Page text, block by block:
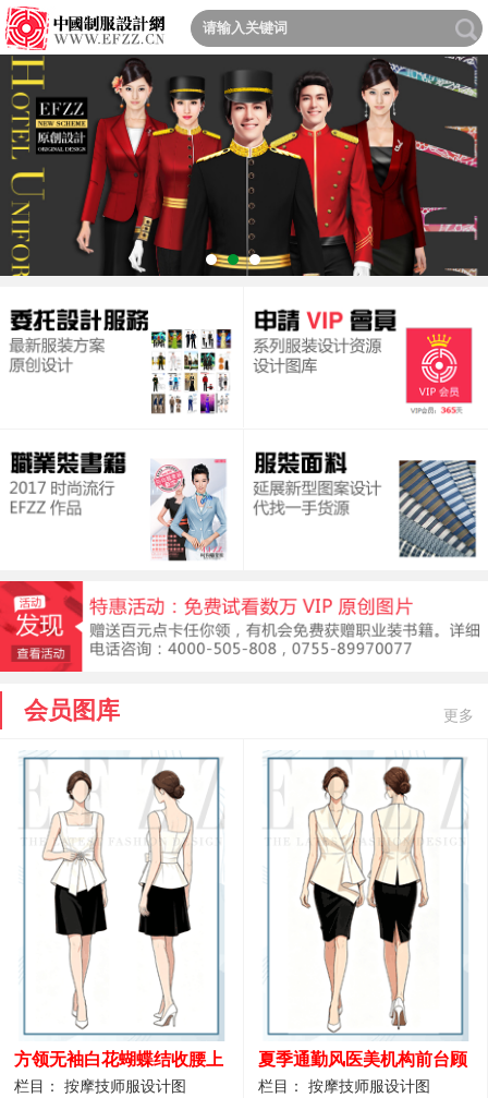
会员图库 更多
方领无袖白花蝴蝶结收腰上
衣 SPA会所接待工作制服设
栏目： 按摩技师服设计图
夏季通勤风医美机构前台顾
问端庄工作制服
栏目： 按摩技师服设计图